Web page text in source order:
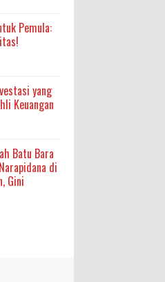
Pemula:
yang
Keuangan
Batu Bara
di
Gini